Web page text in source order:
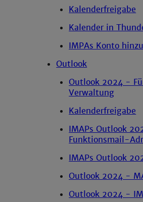
Kalenderfreigabe
Kalender in
IMPAs Konto
Outlook
Outlook 2024 -
Verwaltung
Kalenderfreigabe
IMAPs Outlook
Funktionsmail-
IMAPs Outlook
Outlook 2024 -
Outlook 2024 -